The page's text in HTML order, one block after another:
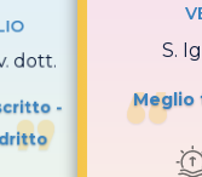
dott.
-
S.
Meglio